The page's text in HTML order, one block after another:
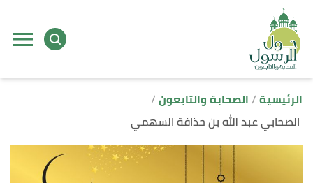
الرئيسية الصحابة والتابعون
الصحابي عبد الله بن حذافة السهمي